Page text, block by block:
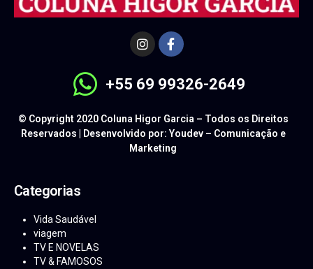
+55 69 99326-2649
© Copyright 2020 Coluna Higor Garcia – Todos os Direitos
Reservados | Desenvolvido por: Youdev – Comunicação e
Marketing
Categorias
Vida Saudável
viagem
TV E NOVELAS
TV & FAMOSOS